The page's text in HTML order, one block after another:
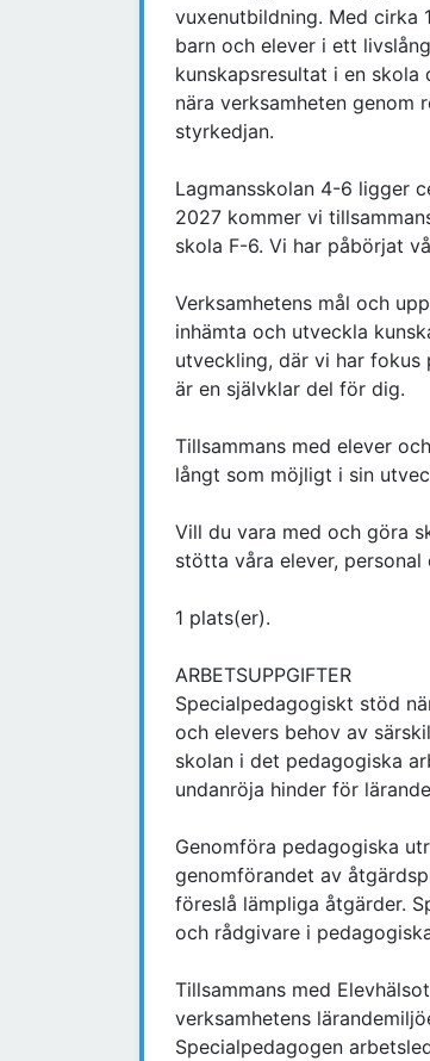
vuxenutbildning. Med cirka
barn och elever i ett
kunskapsresultat i en
nära verksamheten genom
styrkedjan.
Lagmansskolan 4-6 ligger
2027 kommer vi
skola F-6. Vi har påbörjat
Verksamhetens mål och
inhämta och utveckla
utveckling, där vi har fokus
är en självklar del för dig.
Tillsammans med elever
långt som möjligt i sin
Vill du vara med och göra
stötta våra elever,
1 plats(er).
ARBETSUPPGIFTER
Specialpedagogiskt stöd
och elevers behov av
skolan i det pedagogiska
undanröja hinder för
Genomföra pedagogiska
genomförandet av
föreslå lämpliga åtgärder.
och rådgivare i
Tillsammans med
verksamhetens
Specialpedagogen